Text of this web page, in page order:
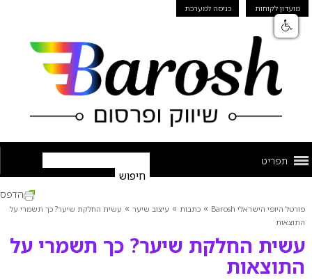
מועדון לקוחות כניסה למערכת
תפריט
פורטל היופי הישראלי Barosh » כתבות » עיצוב שיער » עשית החלקת שיער? כך תשמרי על
התוצאות
עשית החלקת שיער? כך תשמרי על
התוצאות
הדפס